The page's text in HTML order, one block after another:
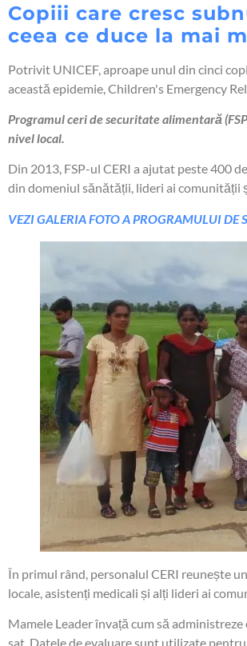
Copiii care cresc
ceea ce duce la mai
Potrivit UNICEF, aproape unul din cinci
această epidemie, Children's Emergency
Programul ceri de securitate alimentară
nivel local.
Din 2013, FSP-ul CERI a ajutat peste 400
din domeniul sănătății, lideri ai comunității
VEZI GALERIA FOTO A PROGRAMULUI DE
În primul rând, personalul CERI reunește
locale, asistenți medicali și alți lideri ai
Mamele Leader învață cum să
sat. Datele de evaluare sunt utilizate